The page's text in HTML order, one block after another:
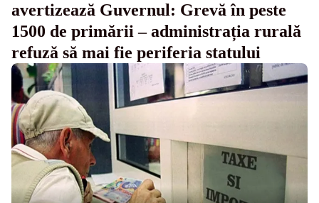
avertizează Guvernul: Grevă în peste
1500 de primării – administrația rurală
refuză să mai fie periferia statului